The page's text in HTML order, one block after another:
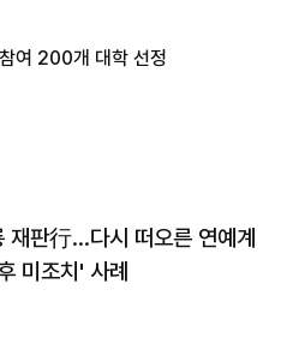
여 200개 대학 선정
재판行…다시 떠오른 연예계
미조치' 사례